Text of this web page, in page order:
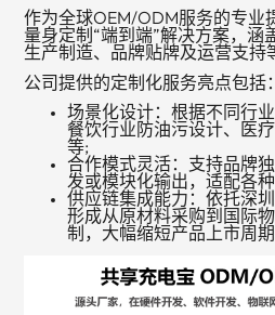
作为全球OEM/ODM服务的专业
量身定制“端到端”解决方案，涵
生产制造、品牌贴牌及运营支持
公司提供的定制化服务亮点包括：
场景化设计：根据不同行
餐饮行业防油污设计、医
等;
合作模式灵活：支持品牌
发或模块化输出，适配各
供应链集成能力：依托深
形成从原材料采购到国际
制，大幅缩短产品上市周期